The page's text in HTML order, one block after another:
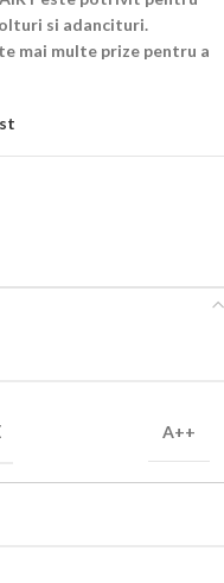
si adancituri.
mai multe prize pentru a
A++